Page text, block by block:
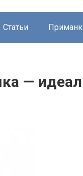
Статьи
—